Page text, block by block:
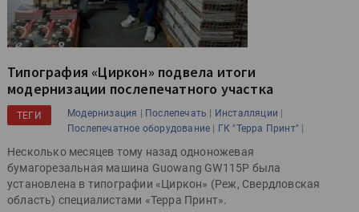
Типография «Циркон» подвела итоги
модернизации послепечатного участка
ТЕГИ Модернизация | Послепечать | Инсталляции |
Послепечатное оборудование | ГК "Терра Принт" |
Несколько месяцев тому назад одноножевая
бумагорезальная машина Guowang GW115P была
установлена в типографии «Циркон» (Реж, Свердловская
область) специалистами «Терра Принт».